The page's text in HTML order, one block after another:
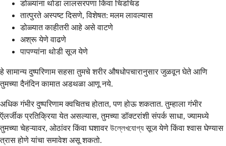
डोळ्यांना थोडा लालसरपणा किंवा चिडचिड
तात्पुरते अस्पष्ट दिसणे, विशेषत: मलम लावल्यास
डोळ्यात काहीतरी आहे असे वाटणे
अश्रू येणे वाढणे
पापण्यांना थोडी सूज येणे
हे सामान्य दुष्परिणाम सहसा तुमचे शरीर औषधोपचारानुसार जुळवून घेते आणि
तुमच्या दैनंदिन कामात अडथळा आणू नये.
अधिक गंभीर दुष्परिणाम क्वचितच होतात, पण होऊ शकतात. तुम्हाला गंभीर
ऍलर्जीक प्रतिक्रिया येत असल्यास, तुमच्या डॉक्टरांशी संपर्क साधा, ज्यामध्ये
तुमच्या चेहऱ्यावर, ओठांवर किंवा घशावर উল্লেখযোগ্য सूज येणे किंवा श्वास घेण्यास
त्रास होणे यांचा समावेश असू शकतो.